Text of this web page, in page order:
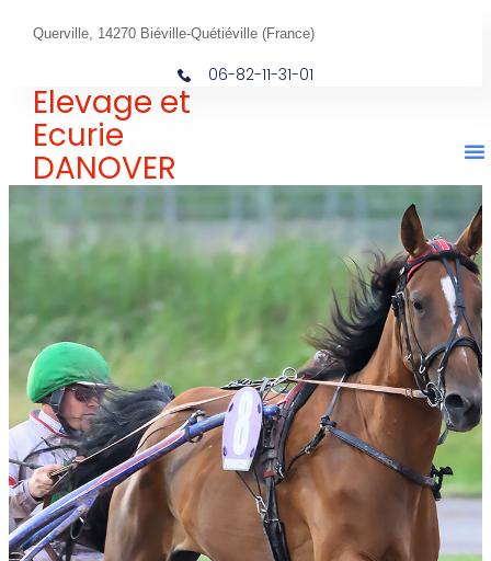
Querville, 14270 Biéville-Quétiéville (France)
06-82-11-31-01
Elevage et
Ecurie
DANOVER